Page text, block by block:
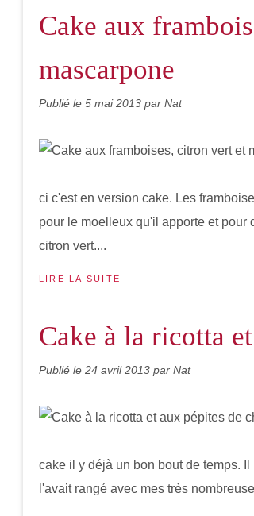
Cake aux
mascarpone
Publié le 5 mai 2013 par Nat
ci c'est en version cake. Les
pour le moelleux qu'il apporte et pour
citron vert....
LIRE LA SUITE
Cake à la ricotta
Publié le 24 avril 2013 par Nat
cake il y déjà un bon bout de temps.
l'avait rangé avec mes très